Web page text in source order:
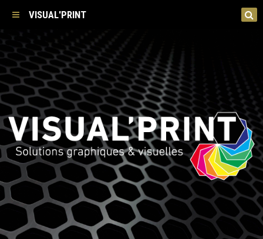
VISUAL'PRINT